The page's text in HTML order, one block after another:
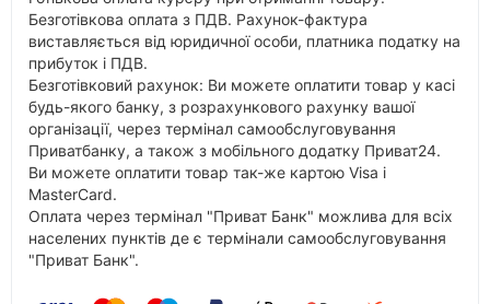
Безготівкова оплата з ПДВ. Рахунок-фактура
виставляється від юридичної особи, платника податку на
прибуток і ПДВ.
Безготівковий рахунок: Ви можете оплатити товар у касі
будь-якого банку, з розрахункового рахунку вашої
організації, через термінал самообслуговування
Приватбанку, а також з мобільного додатку Приват24.
Ви можете оплатити товар так-же картою Visa і
MasterCard.
Оплата через термінал "Приват Банк" можлива для всіх
населених пунктів де є термінали самообслуговування
"Приват Банк".